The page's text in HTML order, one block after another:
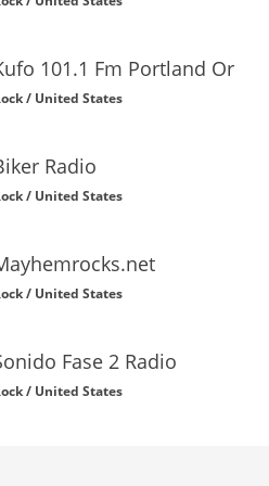
101.1 Fm Portland Or
/ United States
Radio
/ United States
/ United States
Fase 2 Radio
/ United States